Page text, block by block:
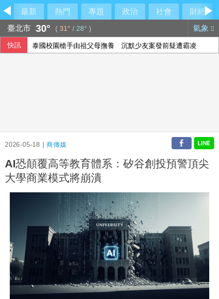
最新 熱門 專題 政治 社會
財經
臺北市 30° ( 31° / 28° ) 氣象
快訊 泰國校園槍手由祖父母撫養 沉默少友案發前疑遭霸凌
2026-05-18 |商傳媒
AI恐顛覆高等教育體系：矽谷創投預警頂尖
大學商業模式將崩潰